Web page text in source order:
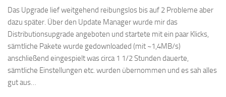
Das Upgrade lief weitgehend reibungslos bis auf 2 Probleme aber
dazu später. Über den Update Manager wurde mir das
Distributionsupgrade angeboten und startete mit ein paar Klicks,
sämtliche Pakete wurde gedownloaded (mit ~1,4MB/s)
anschließend eingespielt was circa 1 1/2 Stunden dauerte,
sämtliche Einstellungen etc. wurden übernommen und es sah alles
gut aus…